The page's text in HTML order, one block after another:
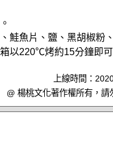
鮭魚片、鹽、黑胡椒粉
以220℃烤約15分鐘即可
上線時間：
@ 楊桃文化著作權所有，請